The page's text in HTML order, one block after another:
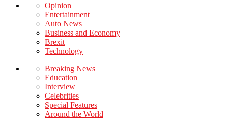
Opinion
Entertainment
Auto News
Business and Economy
Brexit
Technology
Breaking News
Education
Interview
Celebrities
Special Features
Around the World